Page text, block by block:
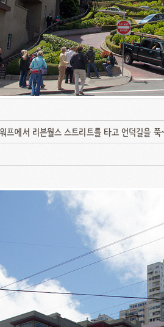
프에서 리븐월스 스트리트를 타고 언덕길을